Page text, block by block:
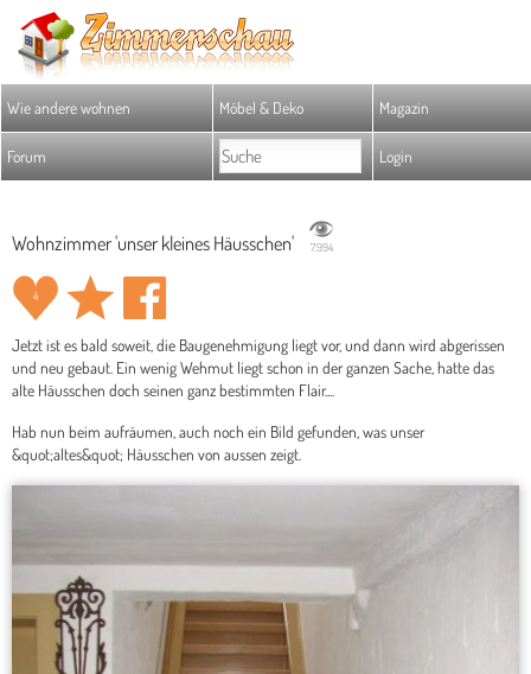
Wie andere wohnen Möbel & Deko Magazin
Forum Login
Wohnzimmer 'unser kleines Häusschen' 7.994
4
Jetzt ist es bald soweit, die Baugenehmigung liegt vor, und dann wird abgerissen
und neu gebaut. Ein wenig Wehmut liegt schon in der ganzen Sache, hatte das
alte Häusschen doch seinen ganz bestimmten Flair....
Hab nun beim aufräumen, auch noch ein Bild gefunden, was unser
&quot;altes&quot; Häusschen von aussen zeigt.